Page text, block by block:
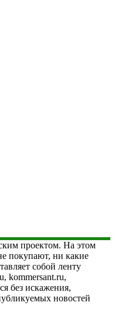
проектом. На этом
покупают, ни какие
собой ленту
kommersant.ru,
без искажения,
новостей